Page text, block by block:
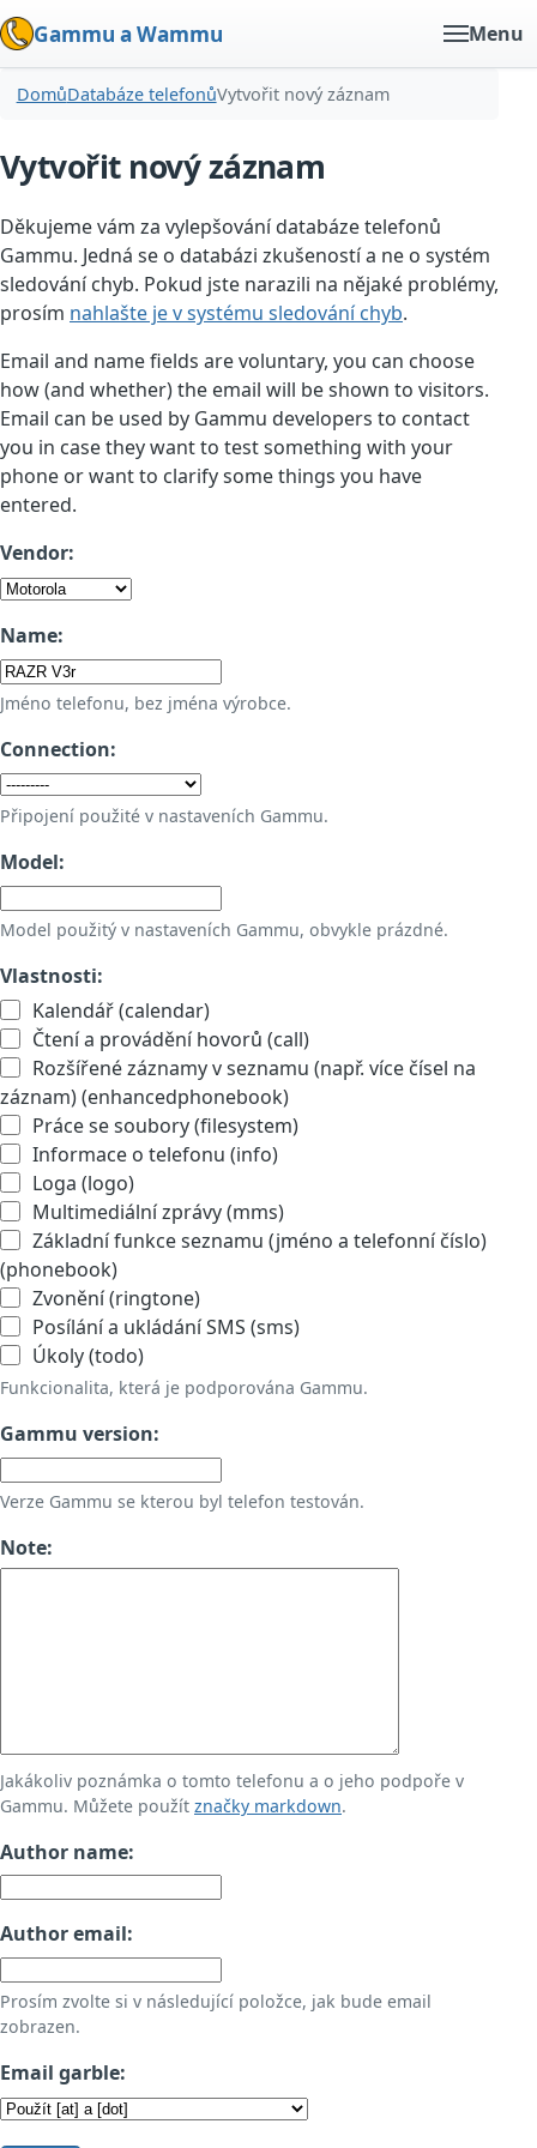
Gammu a Wammu Menu
DomůDatabáze telefonůVytvořit nový záznam
Vytvořit nový záznam
Děkujeme vám za vylepšování databáze telefonů
Gammu. Jedná se o databázi zkušeností a ne o systém
sledování chyb. Pokud jste narazili na nějaké problémy,
prosím nahlašte je v systému sledování chyb.
Email and name fields are voluntary, you can choose
how (and whether) the email will be shown to visitors.
Email can be used by Gammu developers to contact
you in case they want to test something with your
phone or want to clarify some things you have
entered.
Vendor:
Name:
Jméno telefonu, bez jména výrobce.
Connection:
Připojení použité v nastaveních Gammu.
Model:
Model použitý v nastaveních Gammu, obvykle prázdné.
Vlastnosti:
Kalendář (calendar)
Čtení a provádění hovorů (call)
Rozšířené záznamy v seznamu (např. více čísel na
záznam) (enhancedphonebook)
Práce se soubory (filesystem)
Informace o telefonu (info)
Loga (logo)
Multimediální zprávy (mms)
Základní funkce seznamu (jméno a telefonní číslo)
(phonebook)
Zvonění (ringtone)
Posílání a ukládání SMS (sms)
Úkoly (todo)
Funkcionalita, která je podporována Gammu.
Gammu version:
Verze Gammu se kterou byl telefon testován.
Note:
Jakákoliv poznámka o tomto telefonu a o jeho podpoře v
Gammu. Můžete použít značky markdown.
Author name:
Author email:
Prosím zvolte si v následující položce, jak bude email
zobrazen.
Email garble: